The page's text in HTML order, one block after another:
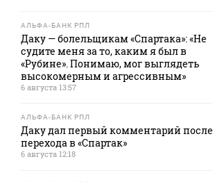
АЛЬФА-БАНК РПЛ
Даку — болельщикам «Спартака»: «Не
судите меня за то, каким я был в
«Рубине». Понимаю, мог выглядеть
высокомерным и агрессивным»
6 августа 13:57
АЛЬФА-БАНК РПЛ
Даку дал первый комментарий после
перехода в «Спартак»
6 августа 12:18